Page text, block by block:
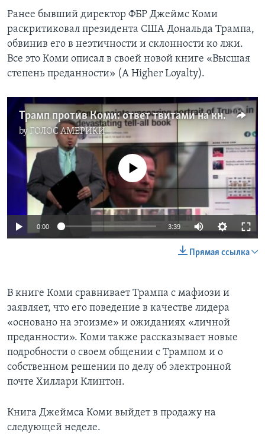
Ранее бывший директор ФБР Джеймс Коми
раскритиковал президента США Дональда Трампа,
обвинив его в неэтичности и склонности ко лжи.
Все это Коми описал в своей новой книге «Высшая
степень преданности» (A Higher Loyalty).
Трамп против Коми: ответ твитами на книгу
byГОЛОС АМЕРИКИ
No media source currently available
0:00 3:39
Прямая ссылка
В книге Коми сравнивает Трампа с мафиози и
заявляет, что его поведение в качестве лидера
«основано на эгоизме» и ожиданиях «личной
преданности». Коми также рассказывает новые
подробности о своем общении с Трампом и о
собственном решении по делу об электронной
почте Хиллари Клинтон.
Книга Джеймса Коми выйдет в продажу на
следующей неделе.